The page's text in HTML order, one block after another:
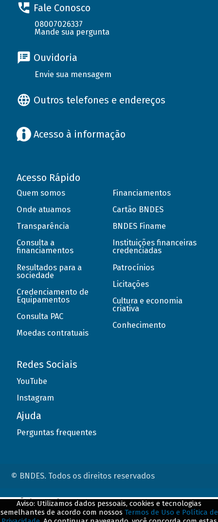
Fale Conosco
08007026337
Mande sua pergunta
Ouvidoria
Envie sua mensagem
Outros telefones e endereços
Acesso à informação
Acesso Rápido
Quem somos
Onde atuamos
Transparência
Consulta a
financiamentos
Resultados para a
sociedade
Credenciamento de
Equipamentos
Consulta PAC
Moedas contratuais
Financiamentos
Cartão BNDES
BNDES Finame
Instituições financeiras
credenciadas
Patrocínios
Licitações
Cultura e economia
criativa
Conhecimento
Redes Sociais
YouTube
Instagram
Ajuda
Perguntas frequentes
© BNDES. Todos os direitos reservados
Aviso: Utilizamos dados pessoais, cookies e tecnologias
semelhantes de acordo com nossos Termos de Uso e Política de
ConteÃºdo complementar
${title}${badge}